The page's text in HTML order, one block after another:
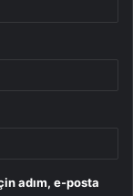
adım, e-posta